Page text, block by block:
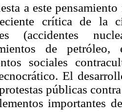
a este
crítica de la
(accidentes
de
sociales
El
públicas
importantes